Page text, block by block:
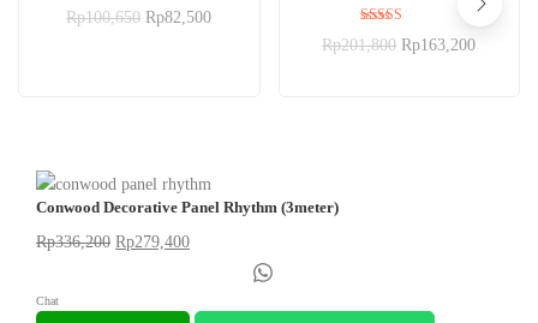
Dinilai
5.00
Rp100,650 Rp82,500
Dinilai
5.00
Rp201,800 Rp163,200
Conwood Decorative Panel Rhythm (3meter)
Rp336,200 Rp279,400
Chat